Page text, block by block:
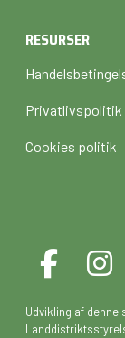
RESURSER
Privatlivspolitik
Cookies politik
Udvikling af